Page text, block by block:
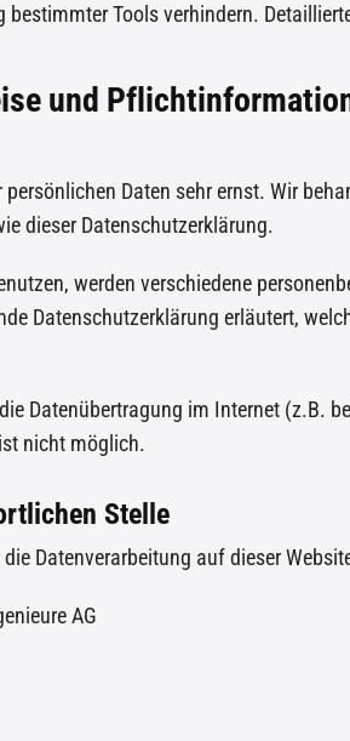
bestimmter Tools verhindern.
und
Daten sehr ernst. Wir
dieser Datenschutzerklärung.
werden verschiedene
Datenschutzerklärung erläutert,
Datenübertragung im Internet (z.B.
nicht möglich.
Stelle
Datenverarbeitung auf dieser
AG